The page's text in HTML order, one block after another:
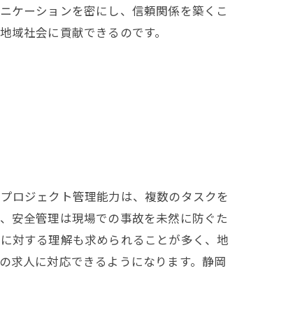
ケーションを密にし、信頼関係を築くこ
社会に貢献できるのです。
ロジェクト管理能力は、複数のタスクを
安全管理は現場での事故を未然に防ぐた
対する理解も求められることが多く、地
求人に対応できるようになります。静岡